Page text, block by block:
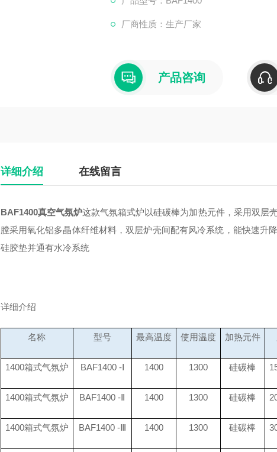
厂商性质：生产厂家
产品咨询
详细介绍 在线留言
BAF1400真空气氛炉这款气氛箱式炉以硅碳棒为加热元件，采用双层
膛采用氧化铝多晶体纤维材料，双层炉壳间配有风冷系统，能快速升
硅胶垫并通有水冷系统
详细介绍
名称 型号 最高温度 使用温度 加热元件
1400箱式气氛炉 BAF1400 -Ⅰ 1400 1300 硅碳棒
1400箱式气氛炉 BAF1400 -Ⅱ 1400 1300 硅碳棒
1400箱式气氛炉 BAF1400 -Ⅲ 1400 1300 硅碳棒